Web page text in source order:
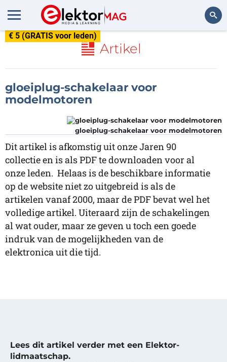
€ 5 (GRATIS voor leden)
Artikel
gloeiplug-schakelaar voor
modelmotoren
gloeiplug-schakelaar voor modelmotoren
Dit artikel is afkomstig uit onze Jaren 90
collectie en is als PDF te downloaden voor al
onze leden. Helaas is de beschikbare informatie
op de website niet zo uitgebreid is als de
artikelen vanaf 2000, maar de PDF bevat wel het
volledige artikel. Uiteraard zijn de schakelingen
al wat ouder, maar ze geven u toch een goede
indruk van de mogelijkheden van de
elektronica uit die tijd.
Lees dit artikel verder met een Elektor-
lidmaatschap.